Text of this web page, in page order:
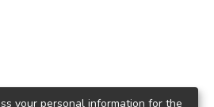
your personal information for the